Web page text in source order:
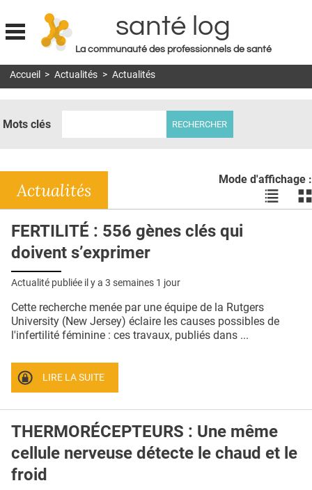
Jump to navigation
santé log
La communauté des professionnels de santé
MON COMPTE
DOSSIERS
RÉSEAUX
E-REVUE SAD
QUI SOMMES-NOUS ?
CONDITIONS GÉNÉRALES
CRÉDITS
Accueil > Actualités > Actualités
Mots clés
Mode d'affichage :
Voir
les
les
Actualités
FERTILITÉ : 556 gènes clés qui
doivent s’exprimer
Actualité publiée il y a 3 semaines 1 jour
Cette recherche menée par une équipe de la Rutgers
University (New Jersey) éclaire les causes possibles de
l'infertilité féminine : ces travaux, publiés dans ...
LIRE LA SUITE
THERMORÉCEPTEURS : Une même
cellule nerveuse détecte le chaud et le
froid